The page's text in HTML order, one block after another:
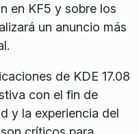
en KF5 y sobre los
un anuncio más
de KDE 17.08
con el fin de
y la experiencia del